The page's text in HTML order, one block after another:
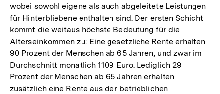
wobei sowohl eigene als auch abgeleitete Leistungen
für Hinterbliebene enthalten sind. Der ersten Schicht
kommt die weitaus höchste Bedeutung für die
Alterseinkommen zu: Eine gesetzliche Rente erhalten
90 Prozent der Menschen ab 65 Jahren, und zwar im
Durchschnitt monatlich 1109 Euro. Lediglich 29
Prozent der Menschen ab 65 Jahren erhalten
zusätzlich eine Rente aus der betrieblichen